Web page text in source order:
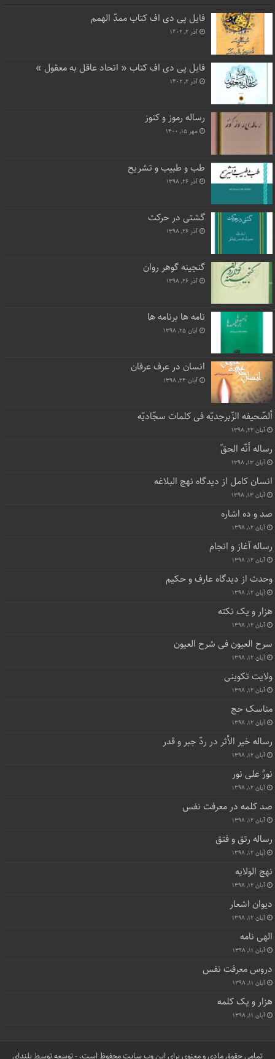
فایل پی دی اف کتاب ممدّ الهمم
آذر ۲, ۱۴۰۲
فایل پی دی اف کتاب « اتحاد عاقل به معقول »
آذر ۲, ۱۴۰۲
رساله رموز و کنوز
مهر ۱۵, ۱۴۰۰
طب و طبیب و تشریح
آذر ۲۶, ۱۳۹۸
گشتی در حرکت
آذر ۲۶, ۱۳۹۸
گنجینه گوهر روان
آذر ۲۶, ۱۳۹۸
نامه ها برنامه ها
آبان ۲۵, ۱۳۹۸
انسان در عرف عرفان
آبان ۲۴, ۱۳۹۸
ألصّحیفه الزّبرجدیّه فی کلمات سجّادیّه
آبان ۲۲, ۱۳۹۸
رساله أنّه الحقّ
آبان ۱۳, ۱۳۹۸
انسان کامل از دیدگاه نهج البلاغه
آبان ۱۳, ۱۳۹۸
صد و ده اشاره
آبان ۱۲, ۱۳۹۸
رساله آغاز و انجام
آبان ۱۲, ۱۳۹۸
وحدت از دیدگاه عارف و حکیم
آبان ۱۲, ۱۳۹۸
هزار و یک نکته
آبان ۱۲, ۱۳۹۸
سرح العیون فی شرح العیون
آبان ۱۲, ۱۳۹۸
ولایت تکوینی
آبان ۱۲, ۱۳۹۸
مناسک حج
آبان ۱۲, ۱۳۹۸
رساله خیر الأثر در ردّ جبر و قدر
آبان ۱۲, ۱۳۹۸
نورٌ علی نور
آبان ۱۲, ۱۳۹۸
صد کلمه در معرفت نفس
آبان ۱۲, ۱۳۹۸
رساله رتق و فتق
آبان ۱۲, ۱۳۹۸
نهج الولایه
آبان ۱۲, ۱۳۹۸
دیوان اشعار
آبان ۱۲, ۱۳۹۸
الهی نامه
آبان ۱۱, ۱۳۹۸
دروس معرفت نفس
آبان ۱۱, ۱۳۹۸
هزار و یک کلمه
آبان ۱۱, ۱۳۹۸